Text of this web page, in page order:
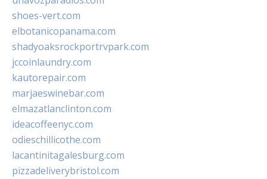
shoes-vert.com
elbotanicopanama.com
shadyoaksrockportrvpark.com
jccoinlaundry.com
kautorepair.com
marjaeswinebar.com
elmazatlanclinton.com
ideacoffeenyc.com
odieschillicothe.com
lacantinitagalesburg.com
pizzadeliverybristol.com